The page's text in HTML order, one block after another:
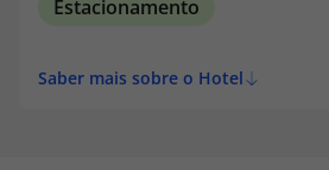
Estacionamento
Saber mais sobre o Hotel